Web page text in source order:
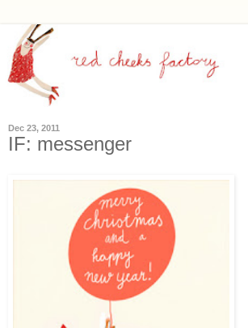
Dec 23, 2011
IF: messenger